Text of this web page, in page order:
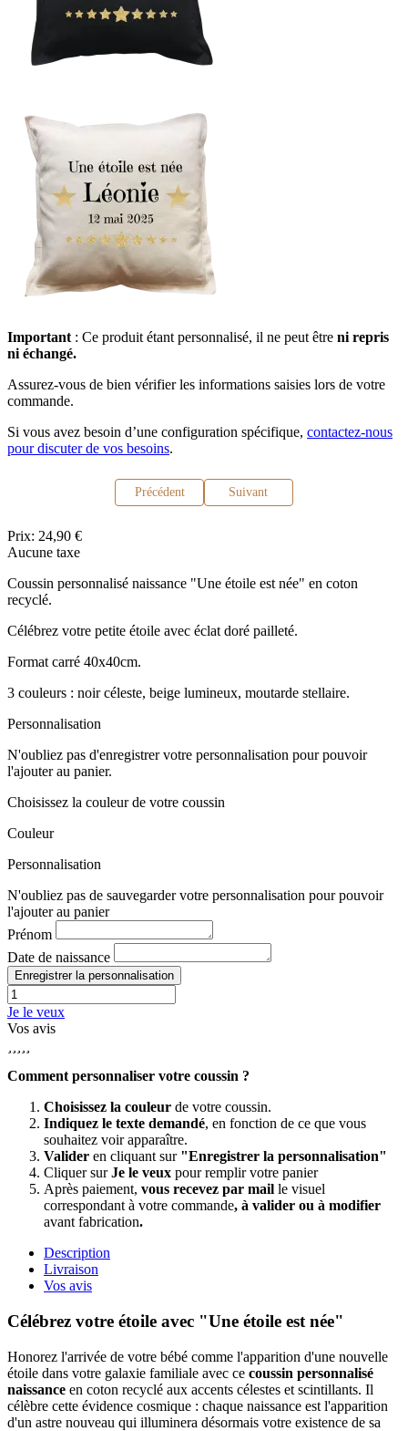
Important : Ce produit étant personnalisé, il ne peut être ni repris
ni échangé.
Assurez-vous de bien vérifier les informations saisies lors de votre
commande.
Si vous avez besoin d’une configuration spécifique, contactez-nous
pour discuter de vos besoins.
Précédent Suivant
Prix: 24,90 €
Aucune taxe
Coussin personnalisé naissance "Une étoile est née" en coton
recyclé.
Célébrez votre petite étoile avec éclat doré pailleté.
Format carré 40x40cm.
3 couleurs : noir céleste, beige lumineux, moutarde stellaire.
Personnalisation
N'oubliez pas d'enregistrer votre personnalisation pour pouvoir
l'ajouter au panier.
Choisissez la couleur de votre coussin
Couleur
Personnalisation
N'oubliez pas de sauvegarder votre personnalisation pour pouvoir
l'ajouter au panier
Prénom
Date de naissance
Enregistrer la personnalisation
Je le veux
Vos avis
Comment personnaliser votre coussin ?
Choisissez la couleur de votre coussin.
Indiquez le texte demandé, en fonction de ce que vous
souhaitez voir apparaître.
Valider en cliquant sur "Enregistrer la personnalisation"
Cliquer surJe le veux pour remplir votre panier
Après paiement, vous recevez par mail le visuel
correspondant à votre commande, à valider ou à modifier
avant fabrication.
Description
Livraison
Vos avis
Célébrez votre étoile avec "Une étoile est née"
Honorez l'arrivée de votre bébé comme l'apparition d'une nouvelle
étoile dans votre galaxie familiale avec ce coussin personnalisé
naissance en coton recyclé aux accents célestes et scintillants. Il
célèbre cette évidence cosmique : chaque naissance est l'apparition
d'un astre nouveau qui illuminera désormais votre existence de sa